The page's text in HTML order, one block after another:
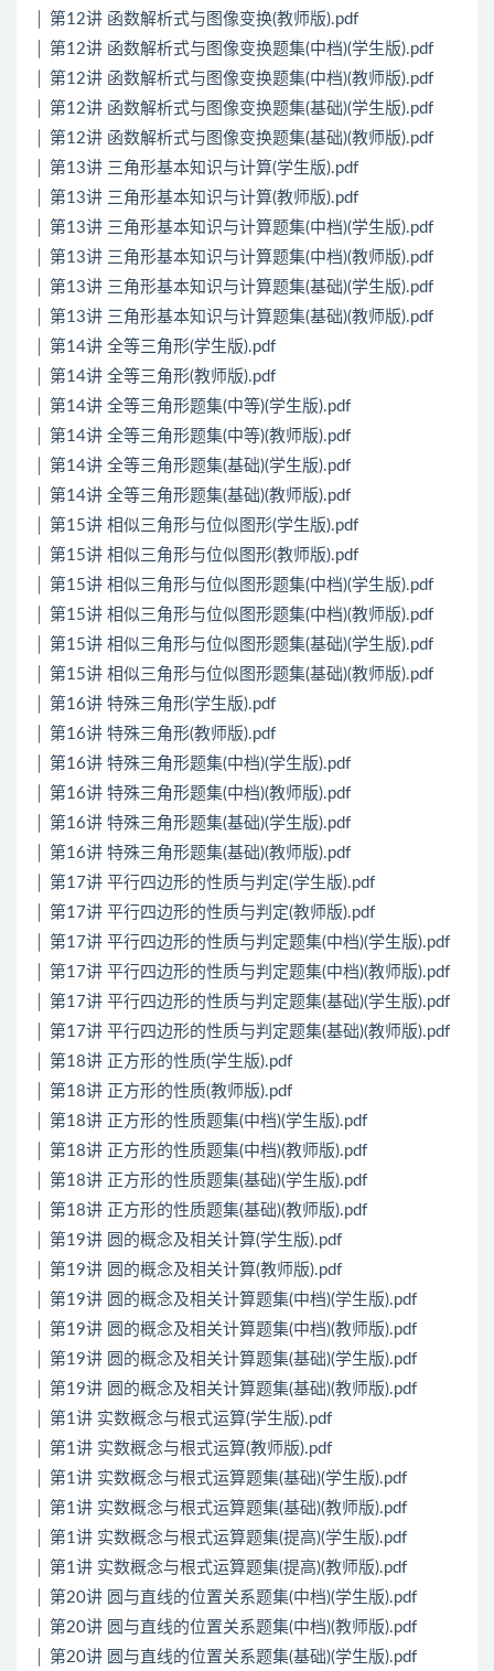
│ 第12讲 函数解析式与图像变换(教师版).pdf
│ 第12讲 函数解析式与图像变换题集(中档)(学生版).pdf
│ 第12讲 函数解析式与图像变换题集(中档)(教师版).pdf
│ 第12讲 函数解析式与图像变换题集(基础)(学生版).pdf
│ 第12讲 函数解析式与图像变换题集(基础)(教师版).pdf
│ 第13讲 三角形基本知识与计算(学生版).pdf
│ 第13讲 三角形基本知识与计算(教师版).pdf
│ 第13讲 三角形基本知识与计算题集(中档)(学生版).pdf
│ 第13讲 三角形基本知识与计算题集(中档)(教师版).pdf
│ 第13讲 三角形基本知识与计算题集(基础)(学生版).pdf
│ 第13讲 三角形基本知识与计算题集(基础)(教师版).pdf
│ 第14讲 全等三角形(学生版).pdf
│ 第14讲 全等三角形(教师版).pdf
│ 第14讲 全等三角形题集(中等)(学生版).pdf
│ 第14讲 全等三角形题集(中等)(教师版).pdf
│ 第14讲 全等三角形题集(基础)(学生版).pdf
│ 第14讲 全等三角形题集(基础)(教师版).pdf
│ 第15讲 相似三角形与位似图形(学生版).pdf
│ 第15讲 相似三角形与位似图形(教师版).pdf
│ 第15讲 相似三角形与位似图形题集(中档)(学生版).pdf
│ 第15讲 相似三角形与位似图形题集(中档)(教师版).pdf
│ 第15讲 相似三角形与位似图形题集(基础)(学生版).pdf
│ 第15讲 相似三角形与位似图形题集(基础)(教师版).pdf
│ 第16讲 特殊三角形(学生版).pdf
│ 第16讲 特殊三角形(教师版).pdf
│ 第16讲 特殊三角形题集(中档)(学生版).pdf
│ 第16讲 特殊三角形题集(中档)(教师版).pdf
│ 第16讲 特殊三角形题集(基础)(学生版).pdf
│ 第16讲 特殊三角形题集(基础)(教师版).pdf
│ 第17讲 平行四边形的性质与判定(学生版).pdf
│ 第17讲 平行四边形的性质与判定(教师版).pdf
│ 第17讲 平行四边形的性质与判定题集(中档)(学生版).pdf
│ 第17讲 平行四边形的性质与判定题集(中档)(教师版).pdf
│ 第17讲 平行四边形的性质与判定题集(基础)(学生版).pdf
│ 第17讲 平行四边形的性质与判定题集(基础)(教师版).pdf
│ 第18讲 正方形的性质(学生版).pdf
│ 第18讲 正方形的性质(教师版).pdf
│ 第18讲 正方形的性质题集(中档)(学生版).pdf
│ 第18讲 正方形的性质题集(中档)(教师版).pdf
│ 第18讲 正方形的性质题集(基础)(学生版).pdf
│ 第18讲 正方形的性质题集(基础)(教师版).pdf
│ 第19讲 圆的概念及相关计算(学生版).pdf
│ 第19讲 圆的概念及相关计算(教师版).pdf
│ 第19讲 圆的概念及相关计算题集(中档)(学生版).pdf
│ 第19讲 圆的概念及相关计算题集(中档)(教师版).pdf
│ 第19讲 圆的概念及相关计算题集(基础)(学生版).pdf
│ 第19讲 圆的概念及相关计算题集(基础)(教师版).pdf
│ 第1讲 实数概念与根式运算(学生版).pdf
│ 第1讲 实数概念与根式运算(教师版).pdf
│ 第1讲 实数概念与根式运算题集(基础)(学生版).pdf
│ 第1讲 实数概念与根式运算题集(基础)(教师版).pdf
│ 第1讲 实数概念与根式运算题集(提高)(学生版).pdf
│ 第1讲 实数概念与根式运算题集(提高)(教师版).pdf
│ 第20讲 圆与直线的位置关系题集(中档)(学生版).pdf
│ 第20讲 圆与直线的位置关系题集(中档)(教师版).pdf
│ 第20讲 圆与直线的位置关系题集(基础)(学生版).pdf